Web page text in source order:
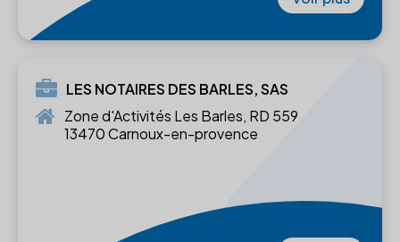
LES NOTAIRES DES BARLES, SAS
Zone d'Activités Les Barles, RD 559
13470 Carnoux-en-provence